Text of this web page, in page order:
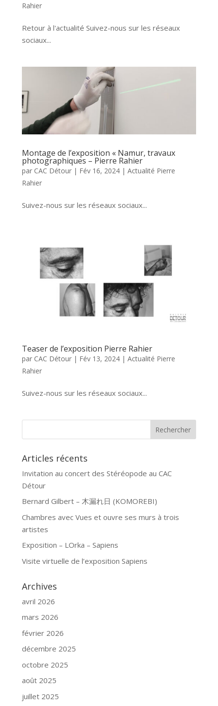
Rahier
Retour à l'actualité Suivez-nous sur les réseaux
sociaux...
Montage de l’exposition « Namur, travaux
photographiques – Pierre Rahier
par CAC Détour| Fév 16, 2024| Actualité Pierre
Rahier
Suivez-nous sur les réseaux sociaux...
Teaser de l’exposition Pierre Rahier
par CAC Détour| Fév 13, 2024| Actualité Pierre
Rahier
Suivez-nous sur les réseaux sociaux...
Articles récents
Invitation au concert des Stéréopode au CAC
Détour
Bernard Gilbert – 木漏れ日 (KOMOREBI)
Chambres avec Vues et ouvre ses murs à trois
artistes
Exposition – LOrka – Sapiens
Visite virtuelle de l’exposition Sapiens
Archives
avril 2026
mars 2026
février 2026
décembre 2025
octobre 2025
août 2025
juillet 2025